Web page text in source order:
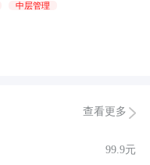
中层管理
查看更多
99.9元